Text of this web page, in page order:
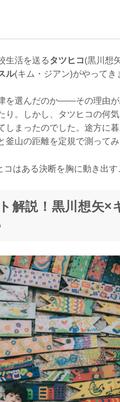
生活を送るタツヒコ(黒川想
ル(キム・ジアン)がやってき
を選んだのか——その理由
。しかし、タツヒコの何
まったのでした。途方に
山の距離を定規で測ってみ
コはある決断を胸に動き出す
解説！黒川想矢×